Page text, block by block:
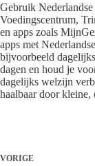
Gebruik
Voedingscentrum,
en apps zoals
apps met
bijvoorbeeld
dagen en houd je
dagelijks welzijn
haalbaar door kleine,
VORIGE